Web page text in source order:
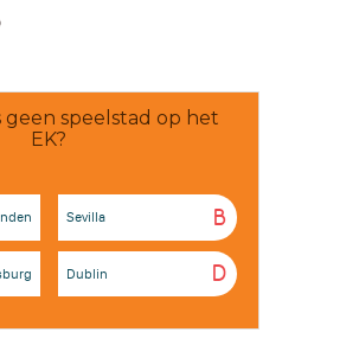
geen speelstad op het
EK?
B
Sevilla
D
Dublin